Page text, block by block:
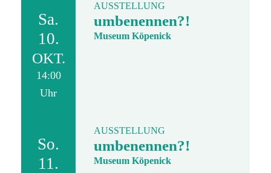
Sa.
10.
OKT.
14:00
Uhr
AUSSTELLUNG
umbenennen?!
Museum Köpenick
So.
11.
AUSSTELLUNG
umbenennen?!
Museum Köpenick